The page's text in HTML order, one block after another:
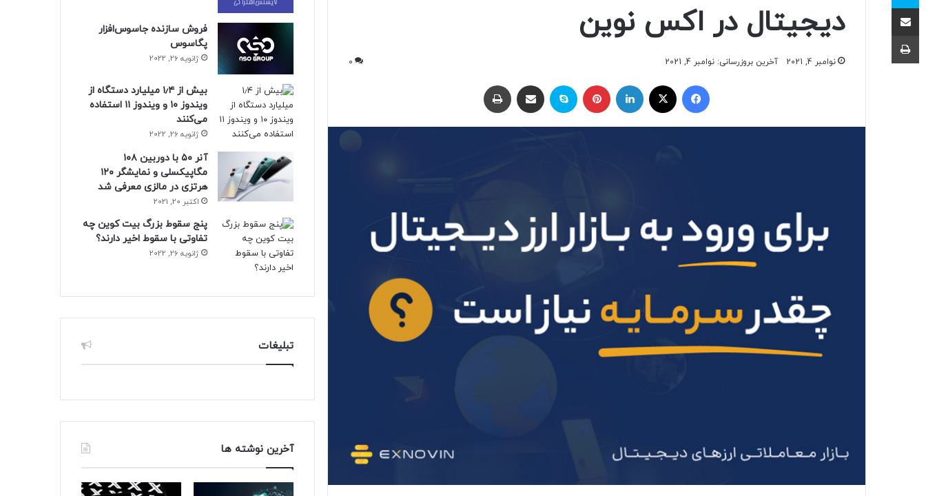
دیجیتال در اکس نوین
نوامبر 4, 2021 آخرین بروزرسانی: نوامبر 4, 2021 0
ایکس
فروش سازنده جاسوس‌افزار
پگاسوس
ژانویه 26, 2022
بیش از ۱٫۴ میلیارد دستگاه از
ویندوز ۱۰ و ویندوز ۱۱ استفاده
می‌کنند
ژانویه 26, 2022
آنر ۵۰ با دوربین ۱۰۸
مگاپیکسلی و نمایشگر ۱۲۰
هرتزی در مالزی معرفی شد
اکتبر 20, 2021
پنج سقوط بزرگ بیت کوین چه
تفاوتی با سقوط اخیر دارند؟
ژانویه 26, 2022
تبلیغات
آخرین نوشته ها